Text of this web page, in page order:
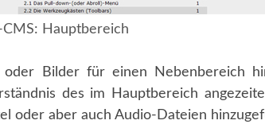
CMS: Hauptbereich
oder Bilder für einen Nebenbereich
des im Hauptbereich
oder aber auch Audio-Dateien